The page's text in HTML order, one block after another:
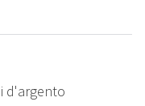
d'argento